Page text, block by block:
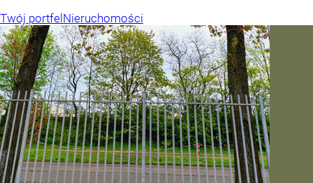
Twój portfelNieruchomości